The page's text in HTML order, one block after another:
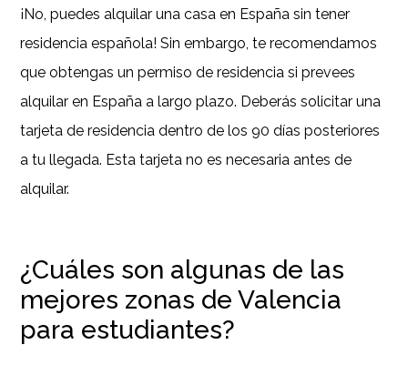
¡No, puedes alquilar una casa en España sin tener
residencia española! Sin embargo, te recomendamos
que obtengas un permiso de residencia si prevees
alquilar en España a largo plazo. Deberás solicitar una
tarjeta de residencia dentro de los 90 días posteriores
a tu llegada. Esta tarjeta no es necesaria antes de
alquilar.
¿Cuáles son algunas de las
mejores zonas de Valencia
para estudiantes?